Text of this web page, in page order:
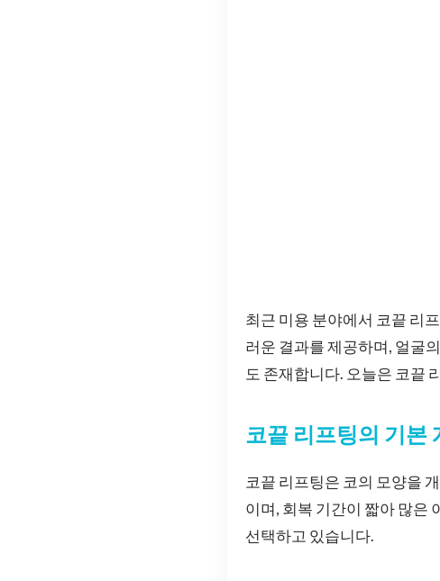
최근 미용 분야에서 코끝 리
러운 결과를 제공하며, 얼굴
도 존재합니다. 오늘은 코끝
코끝 리프팅의 기본
코끝 리프팅은 코의 모양을
이며, 회복 기간이 짧아 많은
선택하고 있습니다.